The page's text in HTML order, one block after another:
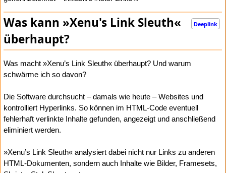
Deeplink
Was kann »Xenu's Link Sleuth«
überhaupt?
Was macht »Xenu’s Link Sleuth« überhaupt? Und warum
schwärme ich so davon?
Die Software durchsucht – damals wie heute – Websites und
kontrolliert Hyperlinks. So können im HTML-Code eventuell
fehlerhaft verlinkte Inhalte gefunden, angezeigt und anschließend
eliminiert werden.
»Xenu’s Link Sleuth« analysiert dabei nicht nur Links zu anderen
HTML-Dokumenten, sondern auch Inhalte wie Bilder, Framesets,